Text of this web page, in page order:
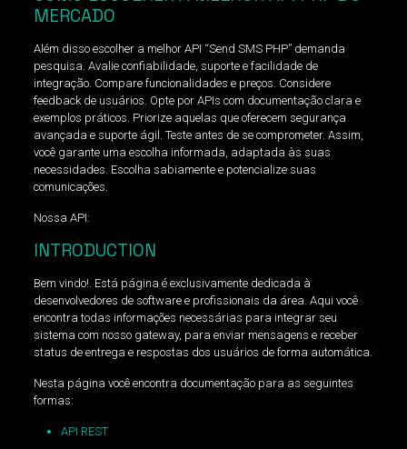
MERCADO
Além disso escolher a melhor API “Send SMS PHP” demanda
pesquisa. Avalie confiabilidade, suporte e facilidade de
integração. Compare funcionalidades e preços. Considere
feedback de usuários. Opte por APIs com documentação clara e
exemplos práticos. Priorize aquelas que oferecem segurança
avançada e suporte ágil. Teste antes de se comprometer. Assim,
você garante uma escolha informada, adaptada às suas
necessidades. Escolha sabiamente e potencialize suas
comunicações.
Nossa API:
INTRODUCTION
Bem vindo!. Está página é exclusivamente dedicada à
desenvolvedores de software e profissionais da área. Aqui você
encontra todas informações necessárias para integrar seu
sistema com nosso gateway, para enviar mensagens e receber
status de entrega e respostas dos usuários de forma automática.
Nesta página você encontra documentação para as seguintes
formas:
API REST